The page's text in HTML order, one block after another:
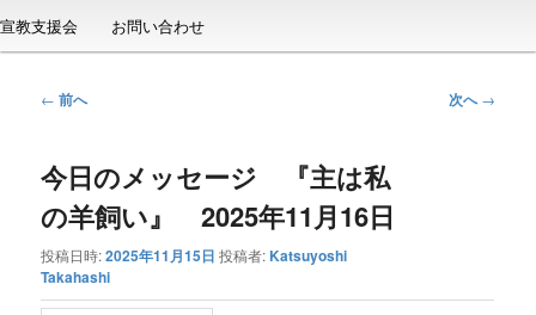
移
動
メ
ニ
教支援会 お問い合わせ
投
ビ
ゲ
ー
シ
ョ
ン
← 前へ 次へ→
今日のメッセージ 『主は私
の羊飼い』 2025年11月16日
投稿日時:2025年11月15日 投稿者: Katsuyoshi
Takahashi